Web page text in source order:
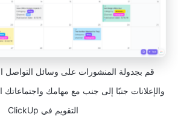
قم بجدولة المنشورات على وسائل التواصل
والإعلانات جنبًا إلى جنب مع مهامك
التقويم في ClickUp